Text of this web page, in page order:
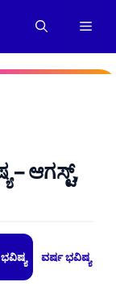
– ಆಗಸ್ಟ್,
ವರ್ಷ ಭವಿಷ್ಯ